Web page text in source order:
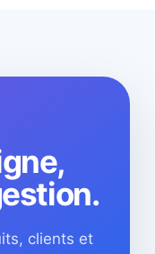
clients et